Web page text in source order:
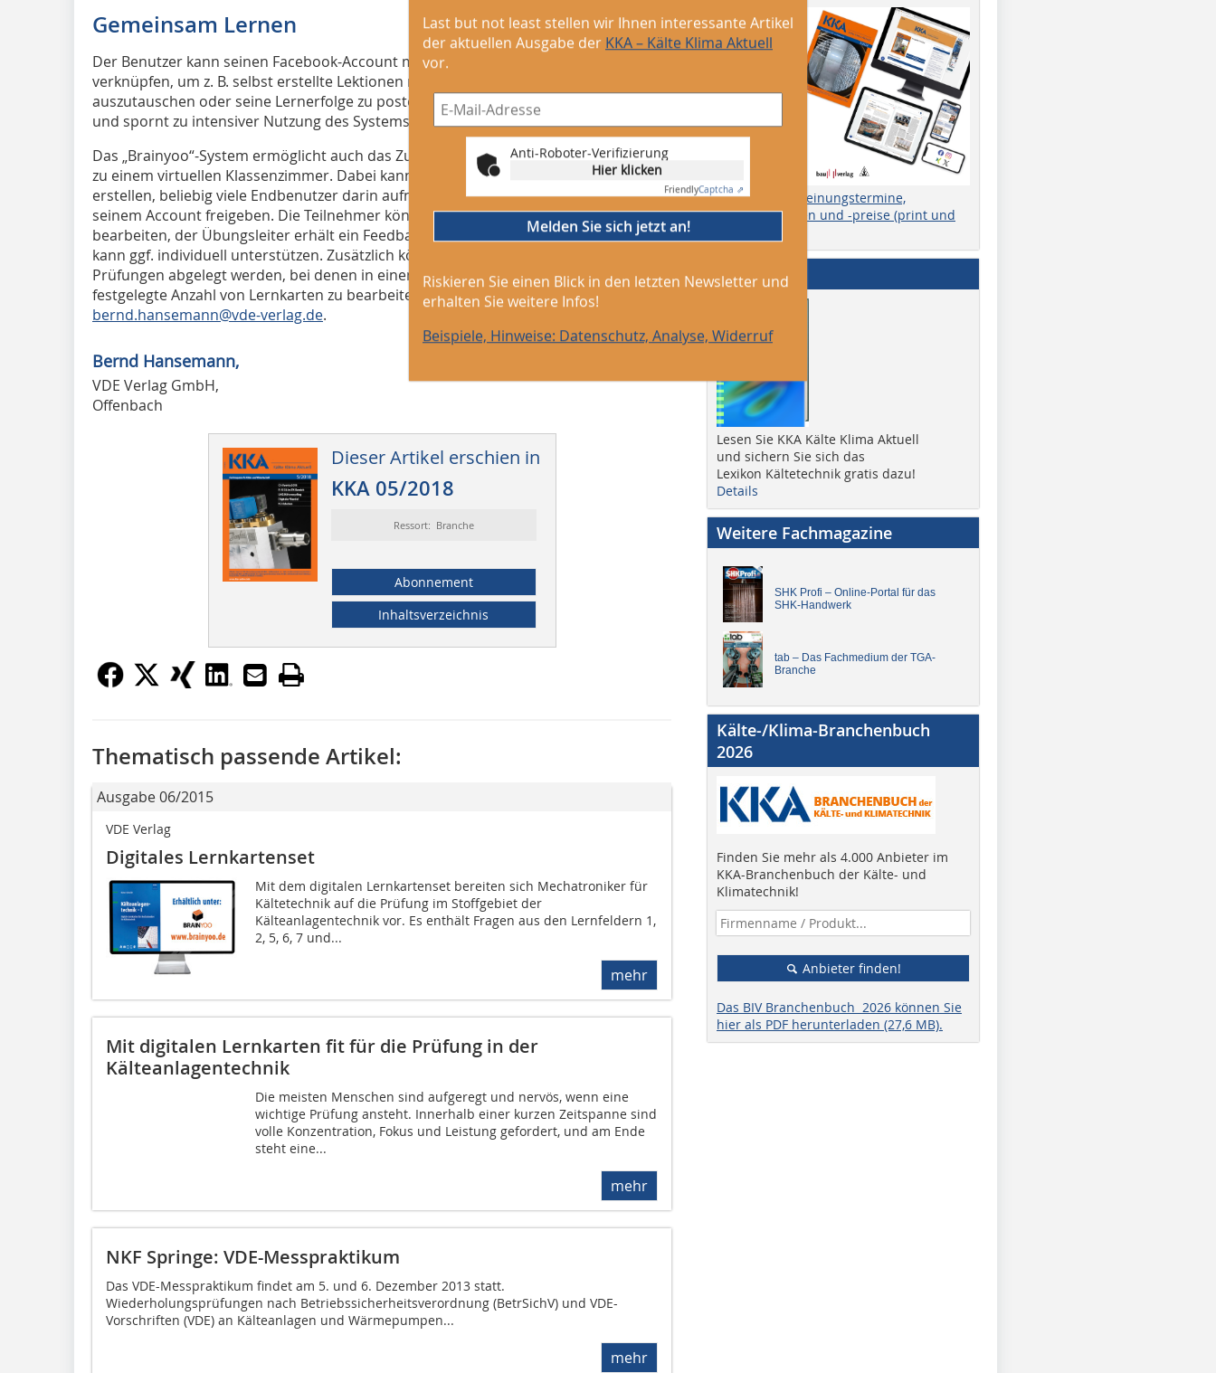
Gemeinsam Lernen
Der Benutzer kann seinen Facebook-Account mit dem „Brainyoo“-System
verknüpfen, um z. B. selbst erstellte Lektionen mit seinen Facebook-Kontakten
auszutauschen oder seine Lernerfolge zu posten. Das fördert die Zusammenarbeit
und spornt zu intensiver Nutzung des Systems an.
Das „Brainyoo“-System ermöglicht auch das Zusammenschließen von Lerngruppen
zu einem virtuellen Klassenzimmer. Dabei kann ein Übungsleiter eine Lerngruppe
erstellen, beliebig viele Endbenutzer darin aufnehmen und diesen dann Inhalte aus
seinem Account freigeben. Die Teilnehmer können die vorgelegten Aufgaben
bearbeiten, der Übungsleiter erhält ein Feedback zu den einzelnen Lernständen und
kann ggf. individuell unterstützen. Zusätzlich können mit dem System bewertbare
Prüfungen abgelegt werden, bei denen in einem vorgegebenen Zeitrahmen eine
festgelegte Anzahl von Lernkarten zu bearbeiten ist. Weitere Infos:
bernd.hansemann@vde-verlag.de.
Bernd Hansemann,
VDE Verlag GmbH,
Offenbach
Dieser Artikel erschien in
KKA 05/2018
Ressort: Branche
Abonnement
Inhaltsverzeichnis
Last but not least stellen wir Ihnen interessante Artikel
der aktuellen Ausgabe der KKA – Kälte Klima Aktuell
vor.
Anti-Roboter-Verifizierung
Hier klicken
FriendlyCaptcha ⇗
Melden Sie sich jetzt an!
Riskieren Sie einen Blick in den letzten Newsletter und
erhalten Sie weitere Infos!
Beispiele, Hinweise: Datenschutz, Analyse, Widerruf
Thematisch passende Artikel:
Ausgabe 06/2015
VDE Verlag
Digitales Lernkartenset
Mit dem digitalen Lernkartenset bereiten sich Mecha­troniker für
Kältetechnik auf die Prüfung im Stoffgebiet der
Kälteanlagentechnik vor. Es enthält Fragen aus den Lernfeldern 1,
2, 5, 6, 7 und...
mehr
Mit digitalen Lernkarten fit für die Prüfung in der
Kälteanlagentechnik
Die meisten Menschen sind aufgeregt und nervös, wenn eine
wichtige Prüfung ansteht. Innerhalb einer kurzen Zeitspanne sind
volle Konzentration, Fokus und Leistung gefordert, und am Ende
steht eine...
mehr
NKF Springe: VDE-Messpraktikum
Das VDE-Messpraktikum findet am 5. und 6. Dezember 2013 statt.
Wiederholungsprüfungen nach Betriebssicherheitsverordnung (BetrSichV) und VDE-
Vorschriften (VDE) an Kälteanlagen und Wärmepumpen...
mehr
Themen, Erscheinungstermine,
Anzeigengrößen und -preise (print und
Abo + Heft
Lesen Sie KKA Kälte Klima Aktuell
und sichern Sie sich das
Lexikon Kältetechnik gratis dazu!
Details
Weitere Fachmagazine
SHK Profi – Online-Portal für das
SHK-Handwerk
tab – Das Fachmedium der TGA-
Branche
Kälte-/Klima-Branchenbuch
2026
Finden Sie mehr als 4.000 Anbieter im
KKA-Branchenbuch der Kälte- und
Klimatechnik!
Anbieter finden!
Das BIV Branchenbuch 2026 können Sie
hier als PDF herunterladen (27,6 MB).